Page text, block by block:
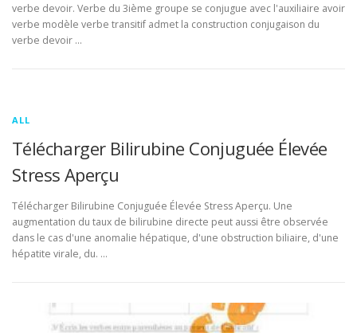
verbe devoir. Verbe du 3ième groupe se conjugue avec l'auxiliaire avoir
verbe modèle verbe transitif admet la construction conjugaison du
verbe devoir …
ALL
Télécharger Bilirubine Conjuguée Élevée
Stress Aperçu
Télécharger Bilirubine Conjuguée Élevée Stress Aperçu. Une
augmentation du taux de bilirubine directe peut aussi être observée
dans le cas d'une anomalie hépatique, d'une obstruction biliaire, d'une
hépatite virale, du. …